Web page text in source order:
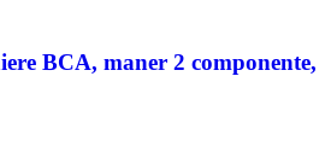
BCA, maner 2 componente,